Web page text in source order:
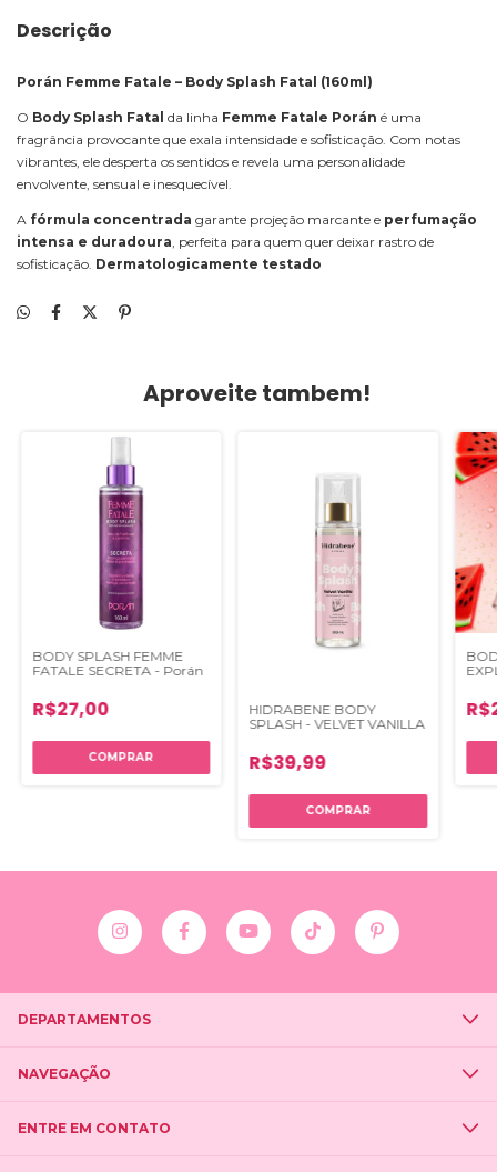
Descrição
Porán Femme Fatale – Body Splash Fatal (160ml)
O Body Splash Fatal da linha Femme Fatale Porán é uma
fragrância provocante que exala intensidade e sofisticação. Com notas
vibrantes, ele desperta os sentidos e revela uma personalidade
envolvente, sensual e inesquecível.
A fórmula concentrada garante projeção marcante e perfumação
intensa e duradoura, perfeita para quem quer deixar rastro de
sofisticação. Dermatologicamente testado
Aproveite tambem!
BODY SPLASH FEMME
FATALE SECRETA - Porán
R$27,00
HIDRABENE BODY
SPLASH - VELVET VANILLA
R$39,99
DEPARTAMENTOS
NAVEGAÇÃO
ENTRE EM CONTATO